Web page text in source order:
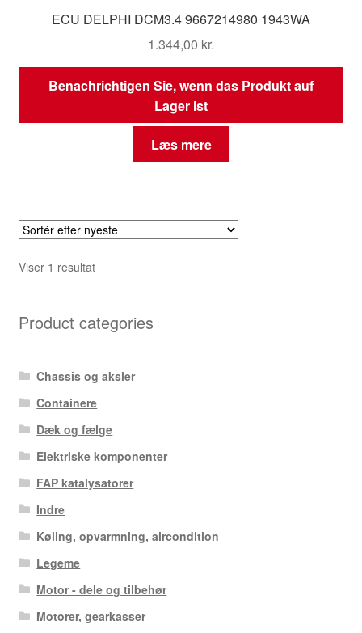
ECU DELPHI DCM3.4 9667214980 1943WA
1.344,00 kr.
Benachrichtigen Sie, wenn das Produkt auf
Lager ist
Læs mere
Viser 1 resultat
Product categories
Chassis og aksler
Containere
Dæk og fælge
Elektriske komponenter
FAP katalysatorer
Indre
Køling, opvarmning, aircondition
Legeme
Motor - dele og tilbehør
Motorer, gearkasser